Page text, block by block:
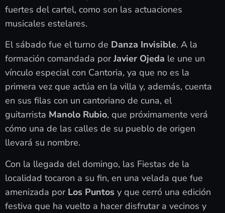
fuertes del cartel, como son las actuaciones
musicales estelares.
El sábado fue el turno de Danza Invisible. A la
formación comandada porJavier Ojeda le une un
vínculo especial con Cantoria, ya que no es la
primera vez que actúa en la villa y, además, cuenta
en sus filas con un cantoriano de cuna, el
guitarrista Manolo Rubio, que próximamente verá
cómo una de las calles de su pueblo de origen
llevará su nombre.
Con la llegada del domingo, las Fiestas de la
localidad tocaron a su fin, en una velada que fue
amenizada por Los Puntos y que cerró una edición
festiva que ha vuelto a hacer disfrutar a vecinos y